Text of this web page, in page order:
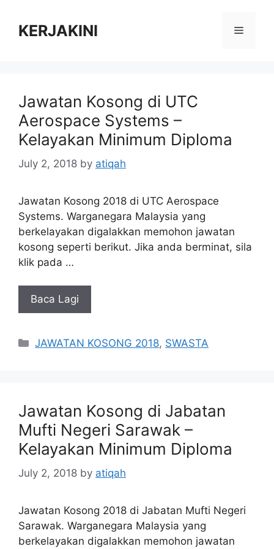
contentKERJAKINI Menu
Jawatan Kosong di UTC
Aerospace Systems –
Kelayakan Minimum Diploma
July 2, 2018 by atiqah
Jawatan Kosong 2018 di UTC Aerospace
Systems. Warganegara Malaysia yang
berkelayakan digalakkan memohon jawatan
kosong seperti berikut. Jika anda berminat, sila
klik pada …
Baca Lagi
Categories
JAWATAN KOSONG 2018, SWASTA
Jawatan Kosong di Jabatan
Mufti Negeri Sarawak –
Kelayakan Minimum Diploma
July 2, 2018 by atiqah
Jawatan Kosong 2018 di Jabatan Mufti Negeri
Sarawak. Warganegara Malaysia yang
berkelayakan digalakkan memohon jawatan